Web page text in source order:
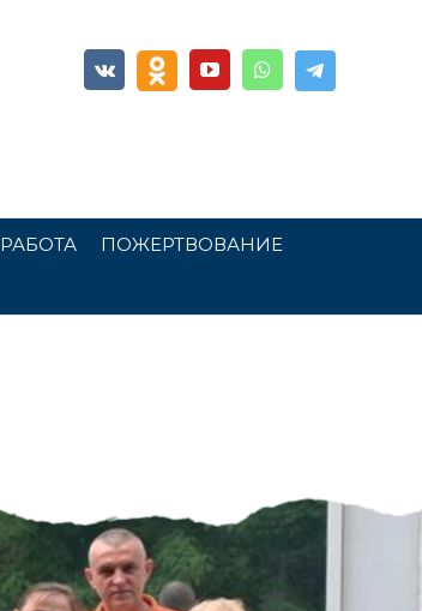
ПОЖЕРТВОВАНИЕ